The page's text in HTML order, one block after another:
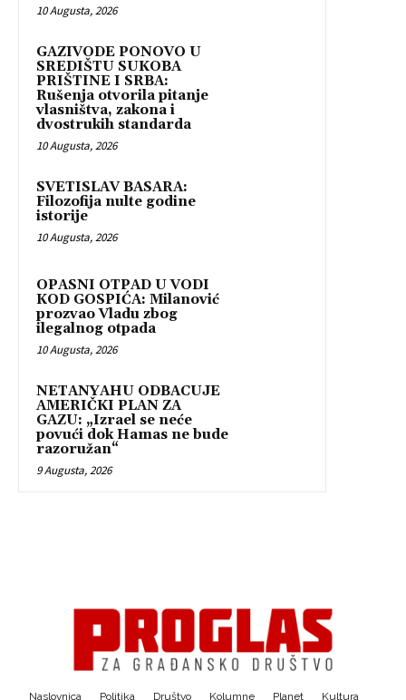
10 Augusta, 2026
GAZIVODE PONOVO U
SREDIŠTU SUKOBA
PRIŠTINE I SRBA:
Rušenja otvorila pitanje
vlasništva, zakona i
dvostrukih standarda
10 Augusta, 2026
SVETISLAV BASARA:
Filozofija nulte godine
istorije
10 Augusta, 2026
OPASNI OTPAD U VODI
KOD GOSPIĆA: Milanović
prozvao Vladu zbog
ilegalnog otpada
10 Augusta, 2026
NETANYAHU ODBACUJE
AMERIČKI PLAN ZA
GAZU: „Izrael se neće
povući dok Hamas ne bude
razoružan“
9 Augusta, 2026
Naslovnica Politika Društvo Kolumne Planet Kultura